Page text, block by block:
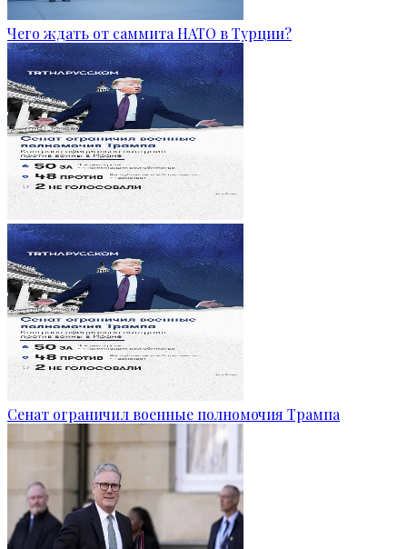
Чего ждать от саммита НАТО в Турции?
Сенат ограничил военные полномочия Трампа